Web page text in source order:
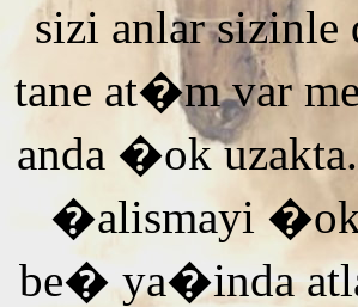
sizi anlar
tane at�m var
anda �ok
�alismayi
be� ya�inda